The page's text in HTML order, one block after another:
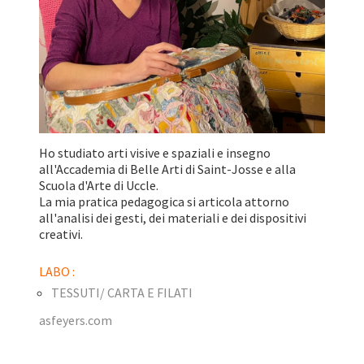
Ho studiato arti visive e spaziali e insegno
all'Accademia di Belle Arti di Saint-Josse e alla
Scuola d'Arte di Uccle.
La mia pratica pedagogica si articola attorno
all'analisi dei gesti, dei materiali e dei dispositivi
creativi.
LABO :
TESSUTI/ CARTA E FILATI
asfeyers.com